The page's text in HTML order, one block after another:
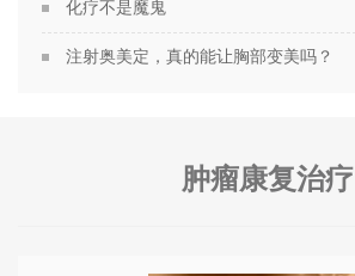
化疗不是魔鬼
注射奥美定，真的能让胸部变美吗？
肿瘤康复治疗